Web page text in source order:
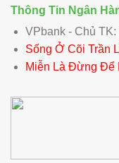
Thông Tin Ngân
VPbank - Chủ
Sống Ở Cõi Trần
Miễn Là Đừng Để